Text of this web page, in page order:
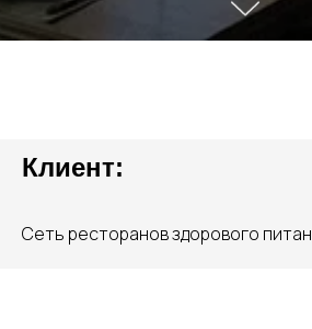
Клиент:
Сеть ресторанов здорового